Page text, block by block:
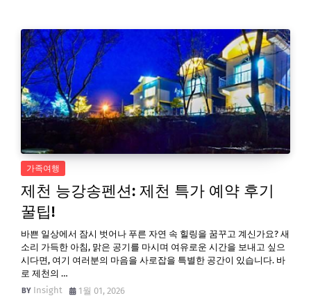
가족여행
제천 능강송펜션: 제천 특가 예약 후기
꿀팁!
바쁜 일상에서 잠시 벗어나 푸른 자연 속 힐링을 꿈꾸고 계신가요? 새
소리 가득한 아침, 맑은 공기를 마시며 여유로운 시간을 보내고 싶으
시다면, 여기 여러분의 마음을 사로잡을 특별한 공간이 있습니다. 바
로 제천의 …
Insight
1월 01, 2026